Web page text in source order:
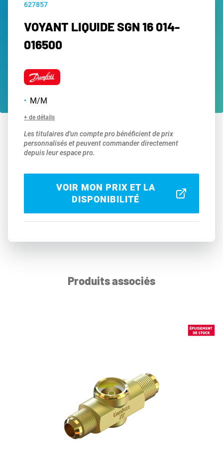
627857
VOYANT LIQUIDE SGN 16 014-
016500
M/M
+ de détails
Les titulaires d'un compte pro bénéficient de prix
personnalisés et peuvent commander directement
depuis leur espace pro.
VOIR MON PRIX ET LA
DISPONIBILITÉ
Produits associés